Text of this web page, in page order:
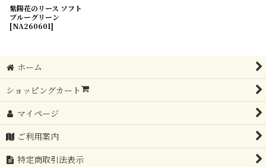
紫陽花のリース ソフト
ブルーグリーン
[NA260601]
ホーム
ショッピングカート
マイページ
ご利用案内
特定商取引法表示